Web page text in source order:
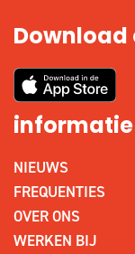
Download
informatie
NIEUWS
FREQUENTIES
OVER ONS
WERKEN BIJ